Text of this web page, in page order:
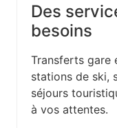
Des
besoins
Transferts gare
stations de ski,
séjours
à vos attentes.